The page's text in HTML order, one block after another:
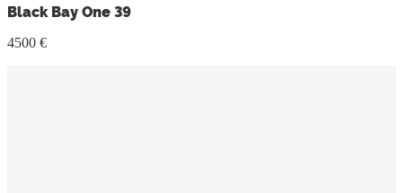
Black Bay One 39
4500 €